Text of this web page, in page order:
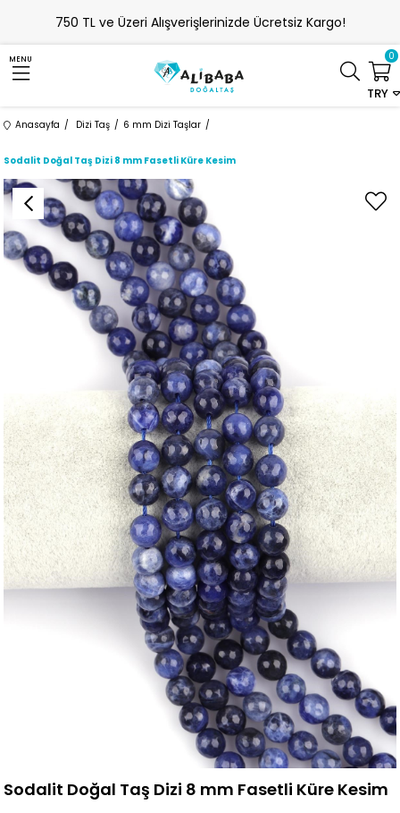
750 TL ve Üzeri Alışverişlerinizde Ücretsiz Kargo!
MENU
TRY
0
Anasayfa Dizi Taş 6 mm Dizi Taşlar
Sodalit Doğal Taş Dizi 8 mm Fasetli Küre Kesim
Sodalit Doğal Taş Dizi 8 mm Fasetli Küre Kesim